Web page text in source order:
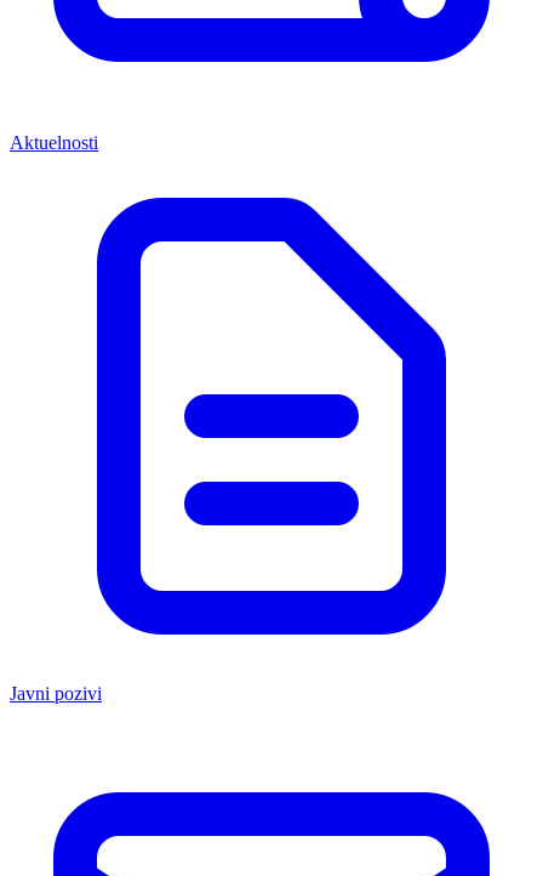
Aktuelnosti
Javni pozivi